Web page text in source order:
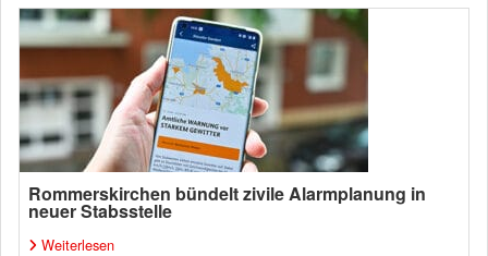
Rommerskirchen bündelt zivile Alarmplanung in
neuer Stabsstelle
Weiterlesen